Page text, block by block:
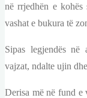
në rrjedhën e
vashat e bukura të
Sipas legjendës në
vajzat, ndalte ujin
Derisa më në fund e